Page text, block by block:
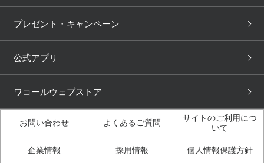
Licensed Brands
ニュース＆トピックス
ブラパン ワコールスタイル
大人の工場見学inベトナム
人間科学研究開発センター見
学
ガイド（マンガ）
3Dボディスキャン体験（マ
プレゼント・キャンペーン
公式アプリ
ワコールウェブストア
お問い合わせ よくあるご質問
サイトのご利用につ
いて
企業情報 採用情報 個人情報保護方針